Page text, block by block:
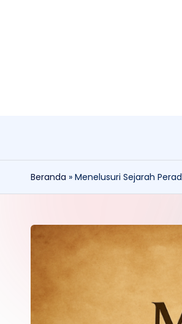
Beranda » Menelusuri Sejarah